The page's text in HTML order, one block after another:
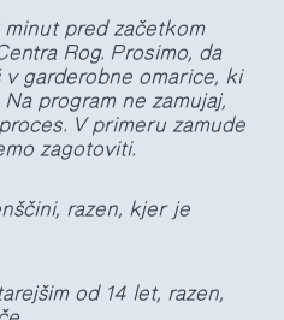
pred začetkom
Rog. Prosimo, da
garderobne omarice, ki
program ne zamujaj,
V primeru zamude
zagotoviti.
razen, kjer je
od 14 let, razen,